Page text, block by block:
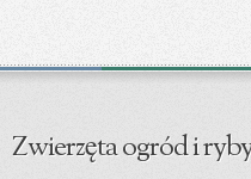
Zwierzęta ogród i